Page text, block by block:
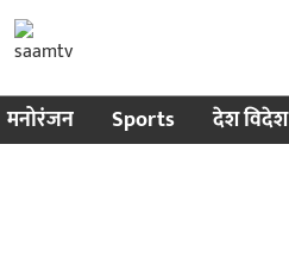
मनोरंजन Sports देश विदेश